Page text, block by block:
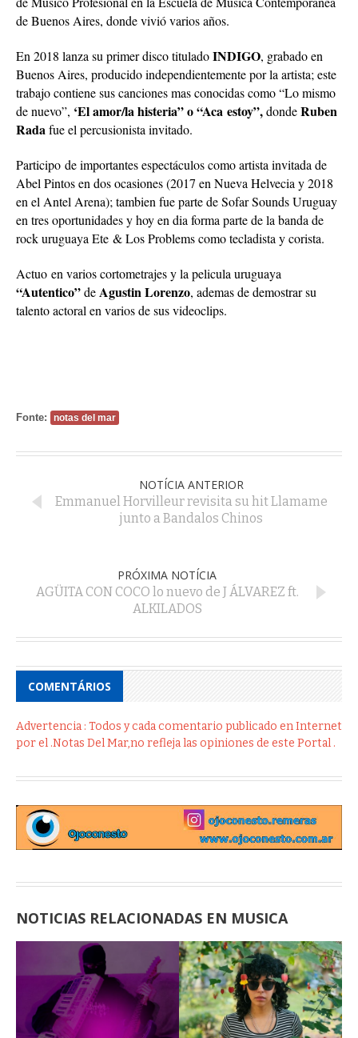
de Buenos Aires, donde vivió varios años.
En 2018 lanza su primer disco tituladoINDIGO, grabado en
Buenos Aires, producido independientemente por la artista; este
trabajo contiene sus canciones mas conocidas como “Lo mismo
de nuevo”, ‘El amor/la histeria” o “Aca estoy”,dondeRuben
Radafue el percusionista invitado.
Participo de importantes espectáculos como artista invitada de
Abel Pintos en dos ocasiones (2017 en Nueva Helvecia y 2018
en el Antel Arena); tambien fue parte de Sofar Sounds Uruguay
en tres oportunidades y hoy en dia forma parte de la banda de
rock uruguaya Ete & Los Problems como tecladista y corista.
Actuo en varios cortometrajes y la pelicula uruguaya
“Autentico”deAgustin Lorenzo, ademas de demostrar su
talento actoral en varios de sus videoclips.
Fonte: notas del mar
NOTÍCIA ANTERIOR
Emmanuel Horvilleur revisita su hit Llamame
junto a Bandalos Chinos
PRÓXIMA NOTÍCIA
AGÜITA CON COCO lo nuevo de J ÁLVAREZ ft.
ALKILADOS
COMENTÁRIOS
Advertencia : Todos y cada comentario publicado en Internet
por el .Notas Del Mar,no refleja las opiniones de este Portal .
NOTICIAS RELACIONADAS EN MUSICA